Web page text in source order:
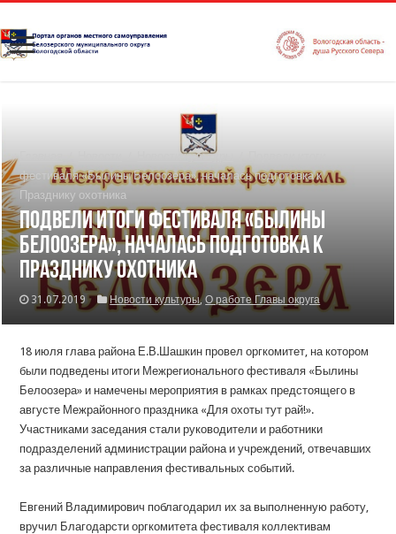
Новости культуры
фестиваля «Былины Белоозера», началась подготовка к
Празднику охотника
Подвели итоги фестиваля «Былины
Белоозера», началась подготовка к
Празднику охотника
31.07.2019 Новости культуры,О работе Главы округа
18 июля глава района Е.В.Шашкин провел оргкомитет, на котором
были подведены итоги Межрегионального фестиваля «Былины
Белоозера» и намечены мероприятия в рамках предстоящего в
августе Межрайонного праздника «Для охоты тут рай!».
Участниками заседания стали руководители и работники
подразделений администрации района и учреждений, отвечавших
за различные направления фестивальных событий.
Евгений Владимирович поблагодарил их за выполненную работу,
вручил Благодарсти оргкомитета фестиваля коллективам